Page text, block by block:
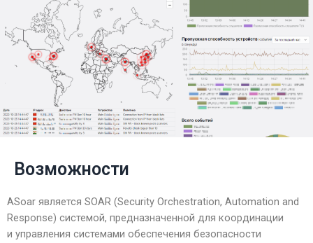
Возможности
ASoar является SOAR (Security Orchestration, Automation and
Response) системой, предназначенной для координации
и управления системами обеспечения безопасности